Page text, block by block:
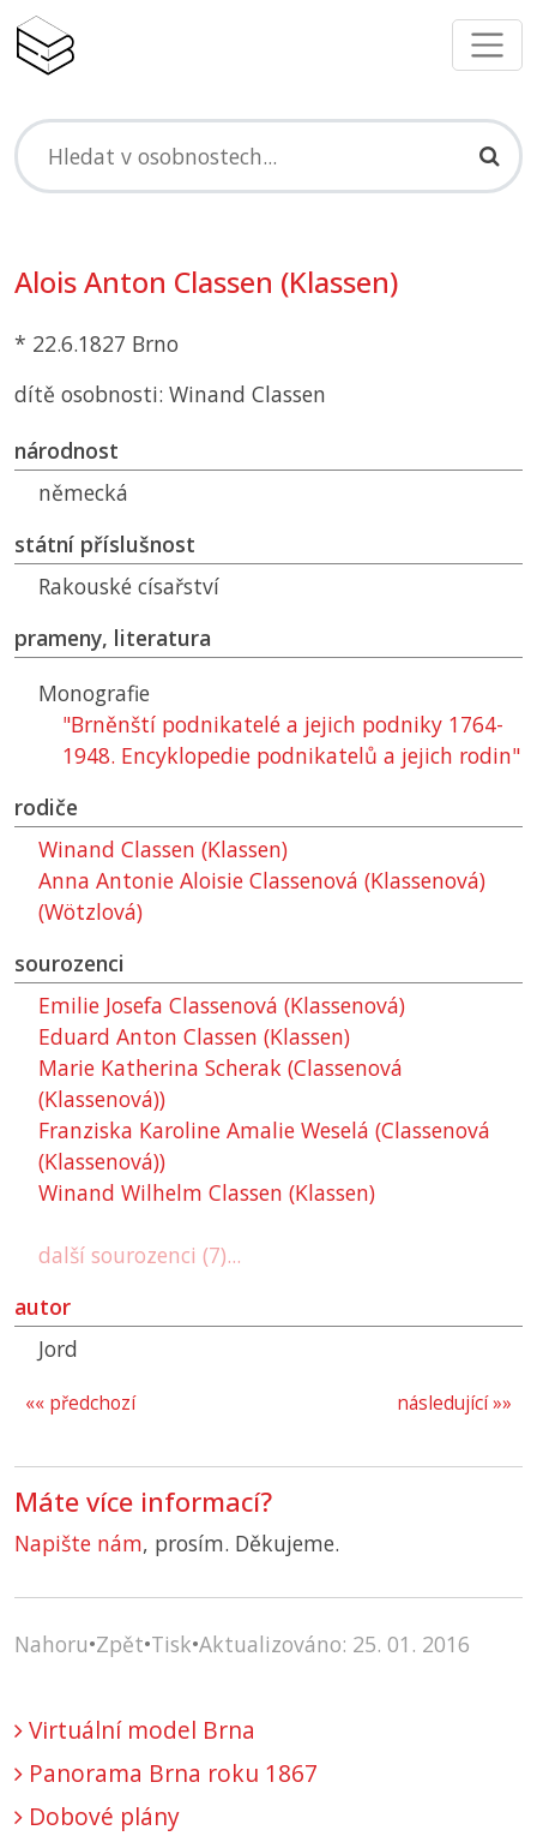
Alois Anton Classen (Klassen)
* 22.6.1827 Brno
dítě osobnosti: Winand Classen
národnost
německá
státní příslušnost
Rakouské císařství
prameny, literatura
Monografie
"Brněnští podnikatelé a jejich podniky 1764-
1948. Encyklopedie podnikatelů a jejich rodin"
rodiče
Winand Classen (Klassen)
Anna Antonie Aloisie Classenová (Klassenová)
(Wötzlová)
sourozenci
Emilie Josefa Classenová (Klassenová)
Eduard Anton Classen (Klassen)
Marie Katherina Scherak (Classenová
(Klassenová))
Franziska Karoline Amalie Weselá (Classenová
(Klassenová))
Winand Wilhelm Classen (Klassen)
další sourozenci (7)...
autor
Jord
následující »»
«« předchozí
Máte více informací?
Napište nám, prosím. Děkujeme.
Nahoru•Zpět•Tisk•Aktualizováno: 25. 01. 2016
Virtuální model Brna
Panorama Brna roku 1867
Dobové plány